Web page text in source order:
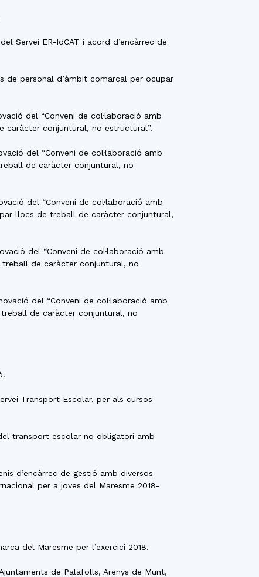
Servei ER-IdCAT i acord d’encàrrec de
de personal d’àmbit comarcal per ocupar
del “Conveni de col·laboració amb
caràcter conjuntural, no estructural”.
del “Conveni de col·laboració amb
de caràcter conjuntural, no
del “Conveni de col·laboració amb
llocs de treball de caràcter conjuntural,
del “Conveni de col·laboració amb
treball de caràcter conjuntural, no
del “Conveni de col·laboració amb
de caràcter conjuntural, no
Transport Escolar, per als cursos
transport escolar no obligatori amb
d’encàrrec de gestió amb diversos
per a joves del Maresme 2018-
del Maresme per l’exercici 2018.
de Palafolls, Arenys de Munt,